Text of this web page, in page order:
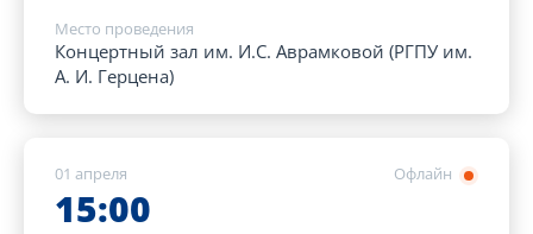
Место проведения
Концертный зал им. И.С. Аврамковой (РГПУ им.
А. И. Герцена)
Офлайн
01 апреля
15:00